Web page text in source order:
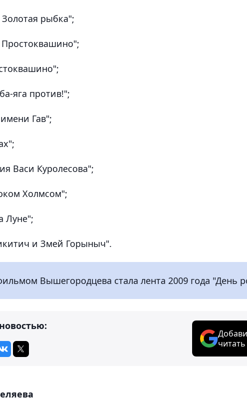
рыбка";
яга против!";
Гав";
Васи Куролесова";
Холмсом";
Луне";
и Змей Горыныч".
Вышегородцева стала лента 2009 года "День